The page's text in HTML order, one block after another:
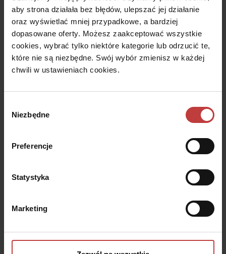
aby strona działała bez błędów, ulepszać jej działanie
oraz wyświetlać mniej przypadkowe, a bardziej
dopasowane oferty. Możesz zaakceptować wszystkie
cookies, wybrać tylko niektóre kategorie lub odrzucić te,
które nie są niezbędne. Swój wybór zmienisz w każdej
chwili w ustawieniach cookies.
zgody
Niezbędne
Preferencje
Statystyka
Marketing
Czytaj dalej
Miejscowy plan zagospodarowania
przestrzennego – co to jest i jak go
uzyskać?